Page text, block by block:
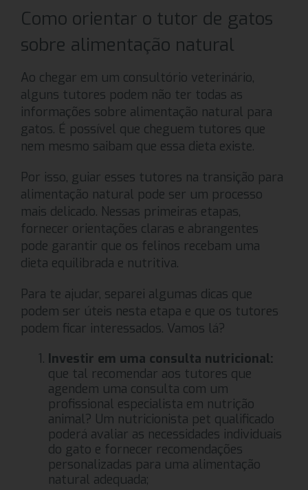
Como orientar o tutor de gatos
sobre alimentação natural
Ao chegar em um consultório veterinário,
alguns tutores podem não ter todas as
informações sobre alimentação natural para
gatos. É possível que cheguem tutores que
nem mesmo saibam que essa dieta existe.
Por isso, guiar esses tutores na transição para
alimentação natural pode ser um processo
mais delicado. Nessas primeiras etapas,
fornecer orientações claras e abrangentes
pode garantir que os felinos recebam uma
dieta equilibrada e nutritiva.
Para te ajudar, separei algumas dicas que
podem ser úteis nesta etapa e que os tutores
podem ficar interessados. Vamos lá?
Investir em uma consulta nutricional:
que tal recomendar aos tutores que
agendem uma consulta com um
profissional especialista em nutrição
animal? Um nutricionista pet qualificado
poderá avaliar as necessidades individuais
do gato e fornecer recomendações
personalizadas para uma alimentação
natural adequada;